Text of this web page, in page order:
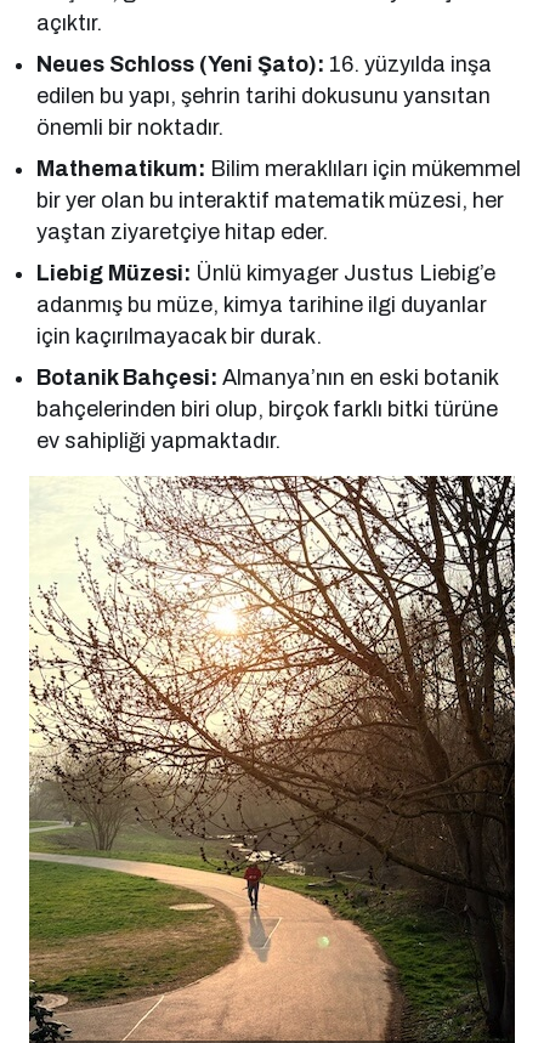
açıktır.
Neues Schloss (Yeni Şato): 16. yüzyılda inşa
edilen bu yapı, şehrin tarihi dokusunu yansıtan
önemli bir noktadır.
Mathematikum: Bilim meraklıları için mükemmel
bir yer olan bu interaktif matematik müzesi, her
yaştan ziyaretçiye hitap eder.
Liebig Müzesi: Ünlü kimyager Justus Liebig’e
adanmış bu müze, kimya tarihine ilgi duyanlar
için kaçırılmayacak bir durak.
Botanik Bahçesi: Almanya’nın en eski botanik
bahçelerinden biri olup, birçok farklı bitki türüne
ev sahipliği yapmaktadır.